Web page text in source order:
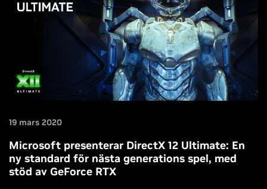
19 mars 2020
Microsoft presenterar DirectX 12 Ultimate: En
ny standard för nästa generations spel, med
stöd av GeForce RTX